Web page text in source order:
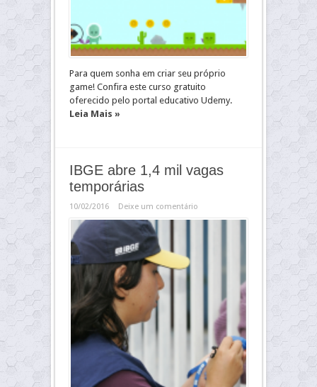
Para quem sonha em criar seu próprio
game! Confira este curso gratuito
oferecido pelo portal educativo Udemy.
Leia Mais »
IBGE abre 1,4 mil vagas
temporárias
10/02/2016 Deixe um comentário